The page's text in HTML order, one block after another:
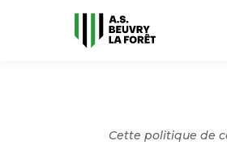
Cette politique de